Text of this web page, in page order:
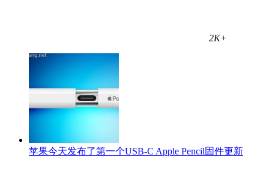
2K+
苹果今天发布了第一个USB-C Apple Pencil固件更新